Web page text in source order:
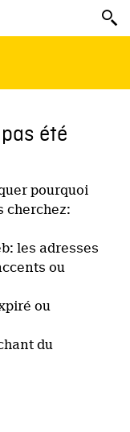
été
pourquoi
cherchez:
les adresses
ou
ou
du